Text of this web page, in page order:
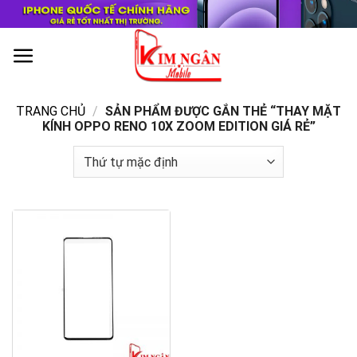
Skip
to
content
TRANG CHỦ / SẢN PHẨM ĐƯỢC GẮN THẺ “THAY MẶT
KÍNH OPPO RENO 10X ZOOM EDITION GIÁ RẺ”